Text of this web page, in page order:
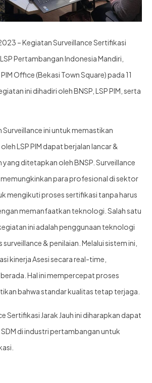
– Kegiatan Surveillance Sertifikasi
Pertambangan Indonesia Mandiri,
Office (Bekasi Town Square) pada 11
ini dihadiri oleh BNSP, LSP PIM, serta
Surveillance ini untuk memastikan
LSP PIM dapat berjalan lancar &
ditetapkan oleh BNSP. Surveillance
para profesional di sektor
mengikuti proses sertifikasi tanpa harus
memanfaatkan teknologi. Salah satu
ini adalah penggunaan teknologi
& penilaian. Melalui sistem ini,
kinerja Asesi secara real-time,
Hal ini mempercepat proses
bahwa standar kualitas tetap terjaga.
Sertifikasi Jarak Jauh ini diharapkan dapat
di industri pertambangan untuk